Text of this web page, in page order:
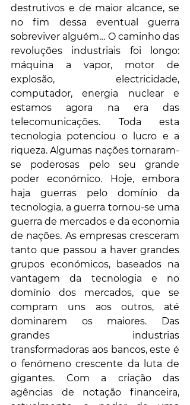
destrutivos e de maior alcance, se
no fim dessa eventual guerra
sobreviver alguém… O caminho das
revoluções industriais foi longo:
máquina a vapor, motor de
explosão, electricidade,
computador, energia nuclear e
estamos agora na era das
telecomunicações. Toda esta
tecnologia potenciou o lucro e a
riqueza. Algumas nações tornaram-
se poderosas pelo seu grande
poder económico. Hoje, embora
haja guerras pelo domínio da
tecnologia, a guerra tornou-se uma
guerra de mercados e da economia
de nações. As empresas cresceram
tanto que passou a haver grandes
grupos económicos, baseados na
vantagem da tecnologia e no
domínio dos mercados, que se
compram uns aos outros, até
dominarem os maiores. Das
grandes industrias
transformadoras aos bancos, este é
o fenómeno crescente da luta de
gigantes. Com a criação das
agências de notação financeira,